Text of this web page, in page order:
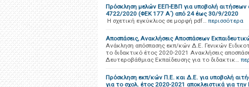
Πρόσκληση μελών ΕΕΠ-ΕΒΠ για υποβολή
4722/2020 (ΦΕΚ 177 Α΄) από 24 έως 30/9/2020
Η σχετική εγκύκλιος σε μορφή pdf… περισσότερα
Αποσπάσεις, Ανακλήσεις Αποσπάσεων
Ανάκληση απόσπασης εκπ/κών Δ.Ε. Γενικών
το διδακτικό έτος 2020-2021 Ανακλήσεις
Δευτεροβάθμιας Εκπαίδευσης για το διδακτικ…
Πρόσκληση εκπ/κών Π.E. και Δ.Ε. για υποβολή
για το σχολ. έτος 2020-2021 αποκλειστικά για